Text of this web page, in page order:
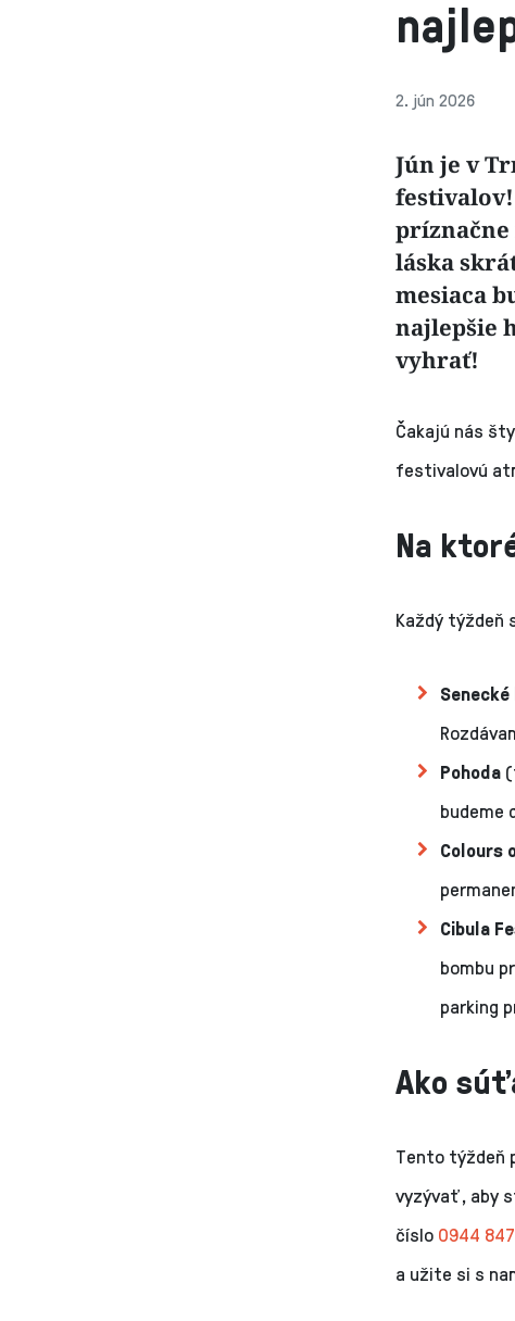
2. jún 2026
Jún je v
príznačne
láska
mesiaca
najlepšie
vyhrať!
Čakajú nás
festivalovú
Na
Každý týždeň
Pohoda
budeme
Colours
Cibula
bombu
parking
Ako
Tento týždeň
vyzývať, aby
číslo 0944
a užite si s